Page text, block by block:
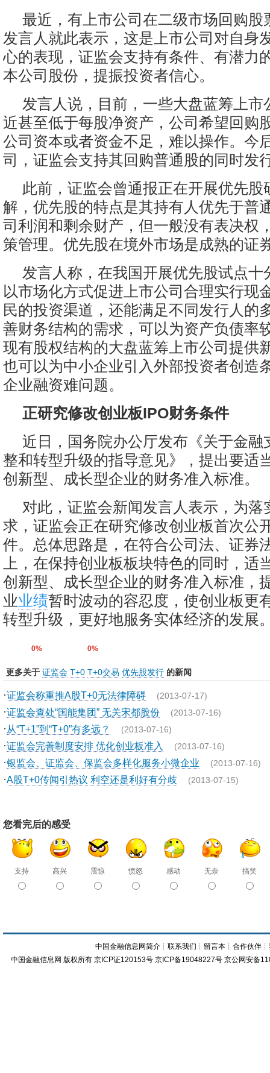
最近，有上市公司在二级市场回购股
发言人就此表示，这是上市公司对自身
心的表现，证监会支持有条件、有潜力
本公司股份，提振投资者信心。
发言人说，目前，一些大盘蓝筹上市
近甚至低于每股净资产，公司希望回购
公司资本或者资金不足，难以操作。今
司，证监会支持其回购普通股的同时发
此前，证监会曾通报正在开展优先股
解，优先股的特点是其持有人优先于普
司利润和剩余财产，但一般没有表决权
策管理。优先股在境外市场是成熟的证
发言人称，在我国开展优先股试点十
以市场化方式促进上市公司合理实行现
民的投资渠道，还能满足不同发行人的
善财务结构的需求，可以为资产负债率
现有股权结构的大盘蓝筹上市公司提供
也可以为中小企业引入外部投资者创造
企业融资难问题。
正研究修改创业板IPO财务条件
近日，国务院办公厅发布《关于金融
整和转型升级的指导意见》，提出要适
创新型、成长型企业的财务准入标准。
对此，证监会新闻发言人表示，为落
求，证监会正在研究修改创业板首次公
件。总体思路是，在符合公司法、证券
上，在保持创业板板块特色的同时，适
创新型、成长型企业的财务准入标准，
业业绩暂时波动的容忍度，使创业板更
转型升级，更好地服务实体经济的发展
0% 0%
更多关于 证监会 T+0 T+0交易 优先股发行 的新闻
·证监会称重推A股T+0无法律障碍 (2013-07-17)
·证监会查处“国能集团” 无关宋都股份 (2013-07-16)
· 从“T+1”到“T+0”有多远？ (2013-07-16)
·证监会完善制度安排 优化创业板准入 (2013-07-16)
·银监会、证监会、保监会多样化服务小微企业 (2013-07-16)
·A股T+0传闻引热议 利空还是利好有分歧 (2013-07-15)
您看完后的感受
支持 高兴 震惊 愤怒 感动 无奈 搞笑
中国金融信息网简介 ┊联系我们 ┊ 留言本 ┊合作伙伴 ┊
中国金融信息网 版权所有 京ICP证120153号 京ICP备19048227号 京公网安备